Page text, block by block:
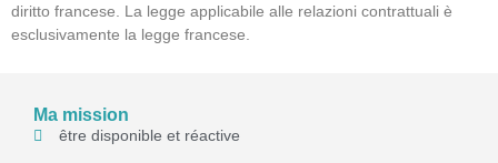
diritto francese. La legge applicabile alle relazioni contrattuali è
esclusivamente la legge francese.
Ma mission
être disponible et réactive